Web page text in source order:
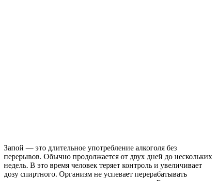
Запой — это длительное употребление алкоголя без
перерывов. Обычно продолжается от двух дней до нескольких
недель. В это время человек теряет контроль и увеличивает
дозу спиртного. Организм не успевает перерабатывать